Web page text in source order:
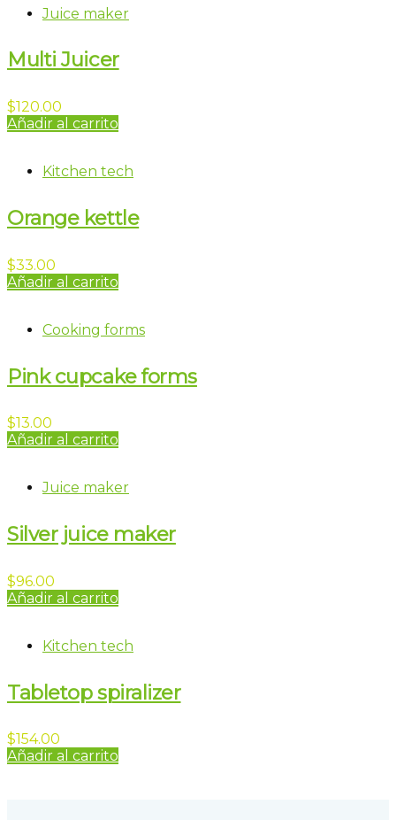
$17.00.$15.00.
Juice maker
Multi Juicer
$120.00
Añadir al carrito
Kitchen tech
Orange kettle
$33.00
Añadir al carrito
Cooking forms
Pink cupcake forms
$13.00
Añadir al carrito
Juice maker
Silver juice maker
$96.00
Añadir al carrito
Kitchen tech
Tabletop spiralizer
$154.00
Añadir al carrito